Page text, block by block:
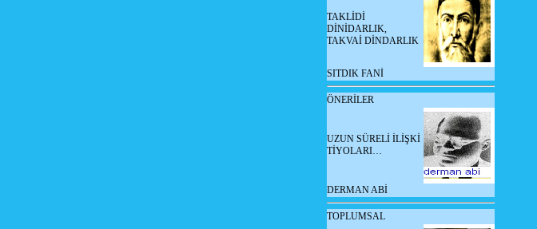
TAKLİDİ
DİNİDARLIK,
TAKVAİ DİNDARLIK
SITDIK FANİ
ÖNERİLER
UZUN SÜRELİ İLİŞKİ
TİYOLARI…
DERMAN ABİ
TOPLUMSAL